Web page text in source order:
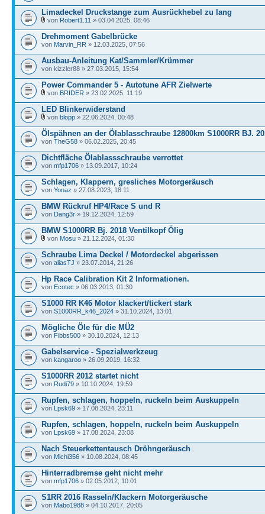
Limadeckel Druckstange zum Ausrückhebel zu lang
von Robert1.11 » 03.04.2025, 08:46
Drehmoment Gabelbrücke
von Marvin_RR » 12.03.2025, 07:56
Ausbau-Anleitung Kat/Sammler/Krümmer
von kizzler88 » 27.03.2015, 15:54
Power Commander 5 - Autotune AFR Zielwerte
von BRIDER » 23.02.2025, 11:19
LED Blinkerwiderstand
von blopp » 22.06.2024, 00:48
Ölspähnen an der Ölablasschraube 12800km S1000RR BJ.
von TheG58 » 06.02.2025, 20:45
Dichtfläche Ölablassschraube verrottet
von mfp1706 » 13.09.2017, 10:24
Schlagen, Klappern, gresliches Motorgeräusch
von Yonaz » 27.08.2023, 18:11
BMW Rückruf HP4/Race S und R
von Dang3r » 19.12.2024, 12:59
BMW S1000RR Bj. 2018 Ventilkopf Ölig
von Mosu » 21.12.2024, 01:30
Schraube Lima Deckel / Motordeckel abgerissen
von aliasTJ » 23.07.2014, 21:26
Hp Race Calibration Kit 2 Informationen.
von Ecotec » 06.03.2013, 01:30
S1000 RR K46 Motor klackert/tickert stark
von S1000RR_k46_2024 » 31.10.2024, 13:01
Mögliche Öle für die MÜ2
von Fibbs500 » 30.10.2024, 12:13
Gabelservice - Spezialwerkzeug
von kangaroo » 26.09.2019, 16:32
S1000RR 2012 startet nicht
von Rudi79 » 10.10.2024, 19:59
Rupfen, schlagen, hoppeln, ruckeln beim Auskuppeln
von Lpsk69 » 17.08.2024, 23:11
Rupfen, schlagen, hoppeln, ruckeln beim Auskuppeln
von Lpsk69 » 17.08.2024, 23:08
Nach Steuerkettentausch Dröhngeräusch
von Michi356 » 10.08.2024, 08:45
Hinterradbremse geht nicht mehr
von mfp1706 » 02.05.2012, 10:01
S1RR 2016 Rasseln/Klackern Motorgeräusche
von Mabo1988 » 04.10.2017, 20:05